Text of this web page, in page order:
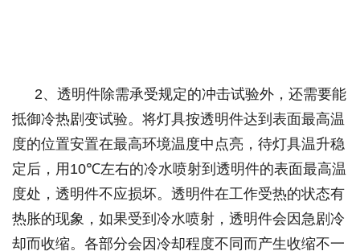
2、透明件除需承受规定的冲击试验外，还需要能
抵御冷热剧变试验。将灯具按透明件达到表面最高温
度的位置安置在最高环境温度中点亮，待灯具温升稳
定后，用 10℃左右的冷水喷射到透明件的表面最高温
度处，透明件不应损坏。透明件在工作受热的状态有
热胀的现象，如果受到冷水喷射，透明件会因急剧冷
却而收缩。各部分会因冷却程度不同而产生收缩不一